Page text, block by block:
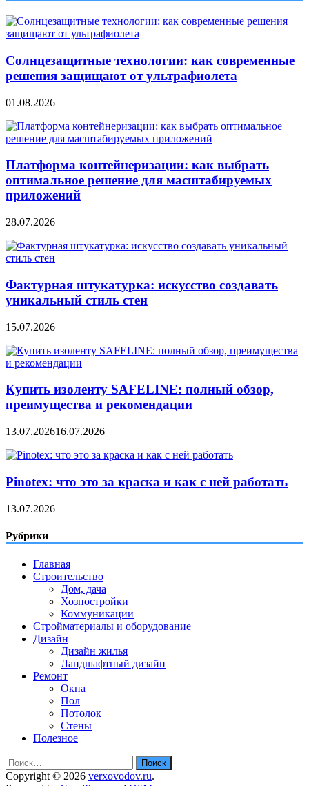
Солнцезащитные технологии: как современные
решения защищают от ультрафиолета
01.08.2026
Платформа контейнеризации: как выбрать
оптимальное решение для масштабируемых
приложений
28.07.2026
Фактурная штукатурка: искусство создавать
уникальный стиль стен
15.07.2026
Купить изоленту SAFELINE: полный обзор,
преимущества и рекомендации
13.07.202616.07.2026
Pinotex: что это за краска и как с ней работать
13.07.2026
Рубрики
Главная
Строительство
Дом, дача
Хозпостройки
Коммуникации
Стройматериалы и оборудование
Дизайн
Дизайн жилья
Ландшафтный дизайн
Ремонт
Окна
Пол
Потолок
Стены
Полезное
Найти:
Copyright © 2026 verxovodov.ru.